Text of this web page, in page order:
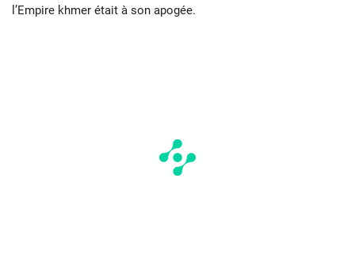
l’Empire khmer était à son apogée.